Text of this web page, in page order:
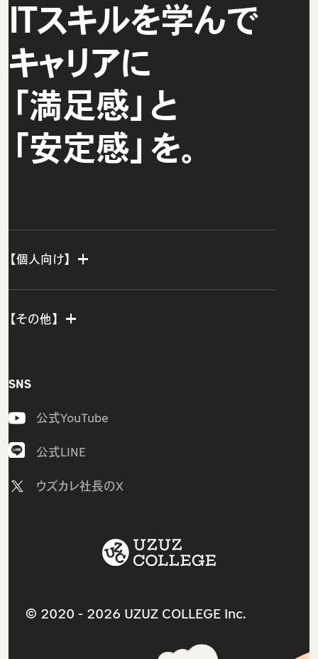
ITスキルを学んで
キャリアに
「満足感」と
「安定感」を。
【個人向け】
ITスクールTOP
ウズカレIT
CCNAコース
ウズカレマガジン（個人向け）
卒業生の就職先
【その他】
メンバー紹介
採用情報
ニュース
ITスクールサービス
法人研修サービス
SNS
公式YouTube
公式LINE
ウズカレ社長のX
© 2020 - 2026 UZUZ COLLEGE Inc.